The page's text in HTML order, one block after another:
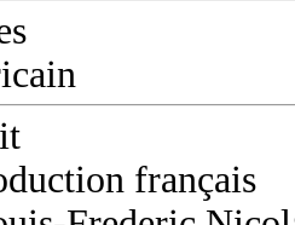
français